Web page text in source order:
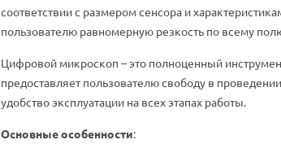
соответствии с размером сенсора и
пользователю равномерную резкость по всему
Цифровой микроскоп – это полноценный
предоставляет пользователю свободу в
удобство эксплуатации на всех этапах работы.
Основные особенности: